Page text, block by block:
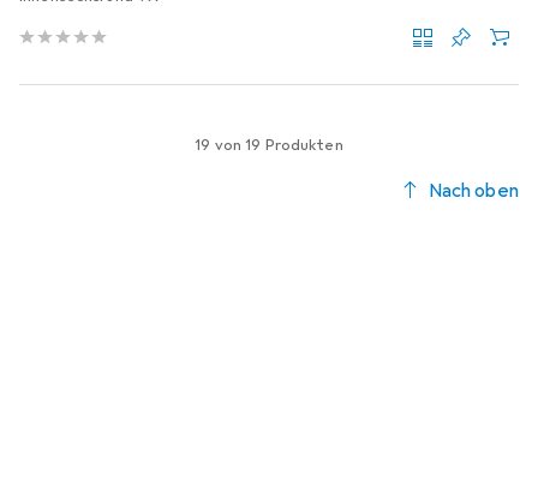
19 von 19 Produkten
Nach oben